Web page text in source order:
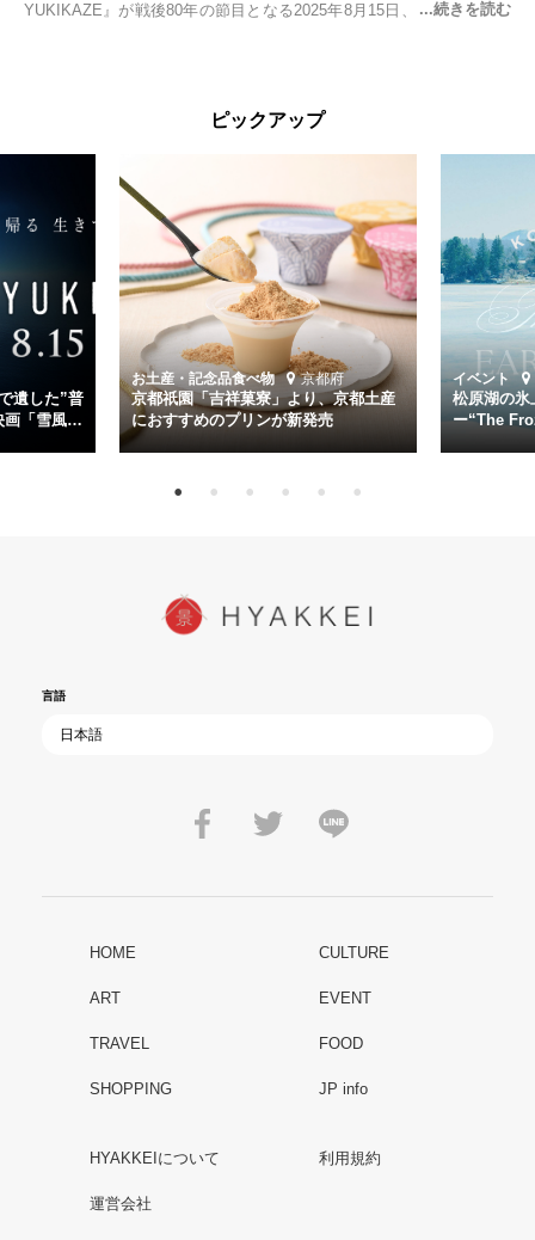
YUKIKAZE』が戦後80年の節目となる2025年8月15日、全国公開され
くの仲間の命を救い帰還させ、戦後まで生き抜き「幸運艦」と呼ばれ
主演は「雪風」の艦長・寺澤一利を演じる竹野内豊。先任伍長・早瀬
幸平を玉木宏が演じるほか、奥平大兼、田中麗奈、石丸幹二、益岡徹
など実力派俳優が共演。そして戦艦大和と運命を共にした帝国海軍・
第二艦隊司令長官、伊藤整一を中井貴一が圧倒的な存在感で演じ切
る。
時代が再び、分断と暴力に揺れる現代。本作は「同じ過ちを繰り返す
道を歩んではいないか」と、彼らが命をかけて守りたいと願っ
た”今”を生きる私達に問いかける。戦後80年、戦争の記憶が薄れゆく
今だからこそ、尊い平和の価値を未来に繋ぐ作品『雪風 YUKIKAZE』
を多くの方にご覧いただきたい。
ピックアップ
遺した”普
画「雪風
お土産・記念品食べ物 京都府
京都祇園「吉祥菓寮」より、京都土産
におすすめのプリンが新発売
イベント
松原湖の氷
ー“The
言語
HOME CULTURE
ART EVENT
TRAVEL FOOD
SHOPPING JP info
HYAKKEIについて 利用規約
運営会社